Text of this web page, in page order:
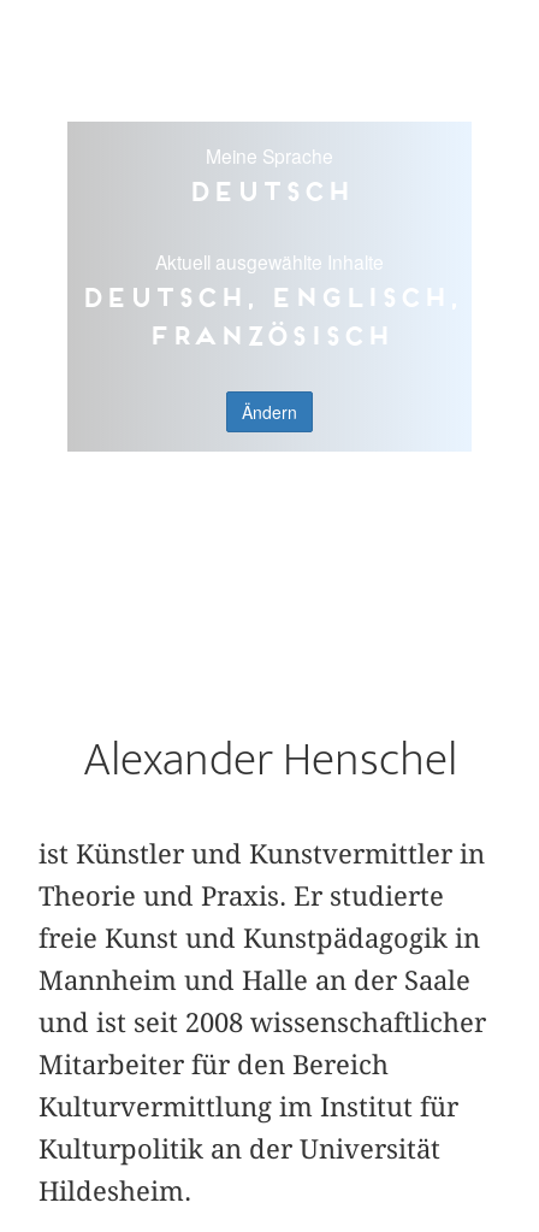
Meine Sprache
Deutsch
Aktuell ausgewählte Inhalte
Deutsch, Englisch,
Französisch
Ändern
Alexander Henschel
ist Künstler und Kunstvermittler in
Theorie und Praxis. Er studierte
freie Kunst und Kunstpädagogik in
Mannheim und Halle an der Saale
und ist seit 2008 wissenschaftlicher
Mitarbeiter für den Bereich
Kulturvermittlung im Institut für
Kulturpolitik an der Universität
Hildesheim.